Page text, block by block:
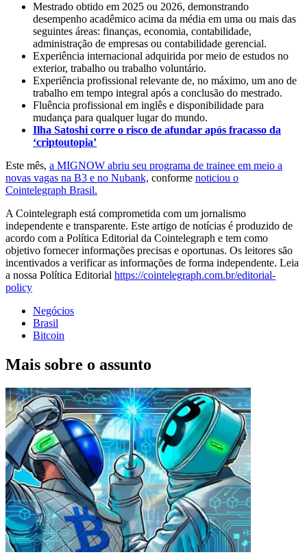
Mestrado obtido em 2025 ou 2026, demonstrando
desempenho acadêmico acima da média em uma ou mais das
seguintes áreas: finanças, economia, contabilidade,
administração de empresas ou contabilidade gerencial.
Experiência internacional adquirida por meio de estudos no
exterior, trabalho ou trabalho voluntário.
Experiência profissional relevante de, no máximo, um ano de
trabalho em tempo integral após a conclusão do mestrado.
Fluência profissional em inglês e disponibilidade para
mudança para qualquer lugar do mundo.
Ilha Satoshi corre o risco de afundar após fracasso da
‘criptoutopia’
Este mês, a MIGNOW abriu seu programa de trainee em meio a
novas vagas na B3 e no Nubank, conforme noticiou o
Cointelegraph Brasil.
A Cointelegraph está comprometida com um jornalismo
independente e transparente. Este artigo de notícias é produzido de
acordo com a Política Editorial da Cointelegraph e tem como
objetivo fornecer informações precisas e oportunas. Os leitores são
incentivados a verificar as informações de forma independente. Leia
a nossa Política Editorial https://cointelegraph.com.br/editorial-
policy
Negócios
Brasil
Bitcoin
Mais sobre o assunto